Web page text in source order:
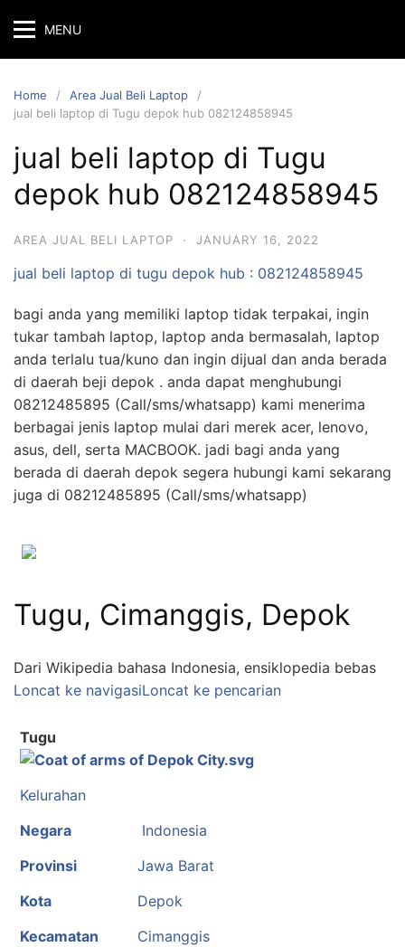
MENU
Home
Area Jual Beli Laptop
jual beli laptop di Tugu depok hub 082124858945
jual beli laptop di Tugu
depok hub 082124858945
AREA JUAL BELI LAPTOP · JANUARY 16, 2022
jual beli laptop di tugu depok hub : 082124858945
bagi anda yang memiliki laptop tidak terpakai, ingin
tukar tambah laptop, laptop anda bermasalah, laptop
anda terlalu tua/kuno dan ingin dijual dan anda berada
di daerah beji depok . anda dapat menghubungi
08212485895 (Call/sms/whatsapp) kami menerima
berbagai jenis laptop mulai dari merek acer, lenovo,
asus, dell, serta MACBOOK. jadi bagi anda yang
berada di daerah depok segera hubungi kami sekarang
juga di 08212485895 (Call/sms/whatsapp)
Tugu, Cimanggis, Depok
Dari Wikipedia bahasa Indonesia, ensiklopedia bebas
Loncat ke navigasiLoncat ke pencarian
Tugu
Kelurahan
Negara
Indonesia
Provinsi
Jawa Barat
Kota
Depok
Kecamatan
Cimanggis